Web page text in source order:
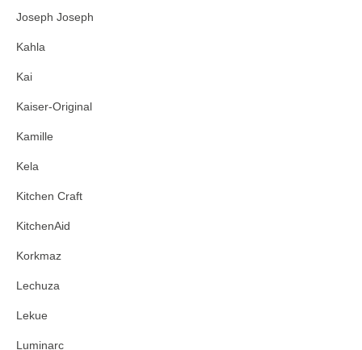
Joseph Joseph
Kahla
Kai
Kaiser-Original
Kamille
Kela
Kitchen Craft
KitchenAid
Korkmaz
Lechuza
Lekue
Luminarc